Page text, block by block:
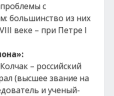
с
большинство из них
веке – при Петре I
– российский
(высшее звание на
и ученый-